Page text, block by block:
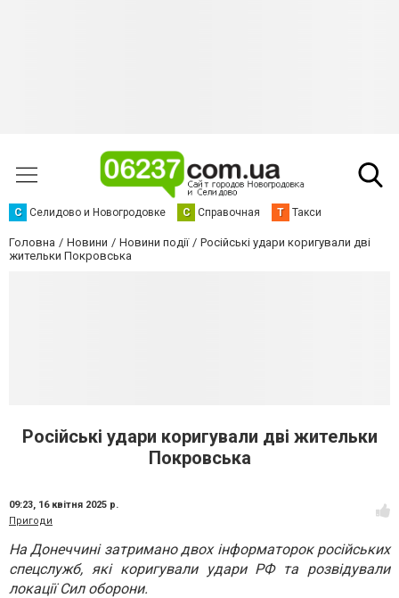
С Селидово и Новогродовке С Справочная Т Такси
Головна Новини Новини події
Російські удари коригували дві
жительки Покровська
Російські удари коригували дві жительки
Покровська
09:23, 16 квітня 2025 р.
Пригоди
На Донеччині затримано двох інформаторок російських
спецслужб, які коригували удари РФ та розвідували
локації Сил оборони.